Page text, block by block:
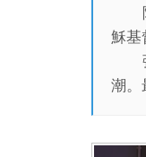
穌基
潮。